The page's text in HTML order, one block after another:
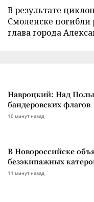
В результате
Смоленске
глава города
Навроцкий: Над
бандеровских флагов
10 минут назад
В Новороссийске
безэкипажных
11 минут назад